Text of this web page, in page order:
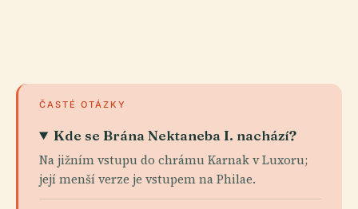
ČASTÉ OTÁZKY
Kde se Brána Nektaneba I. nachází?
Na jižním vstupu do chrámu Karnak v Luxoru;
její menší verze je vstupem na Philae.